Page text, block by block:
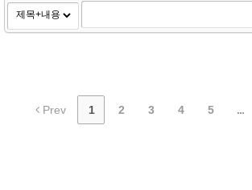
Prev 1 2 3 4 5 ...